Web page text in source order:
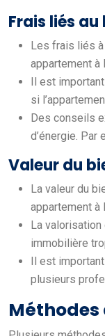
Frais liés au
Les frais liés à
appartement à
Il est
si
Des conseils
d’énergie.
Valeur du
La valeur du
appartement à
La
immobilière
Il est
plusieurs